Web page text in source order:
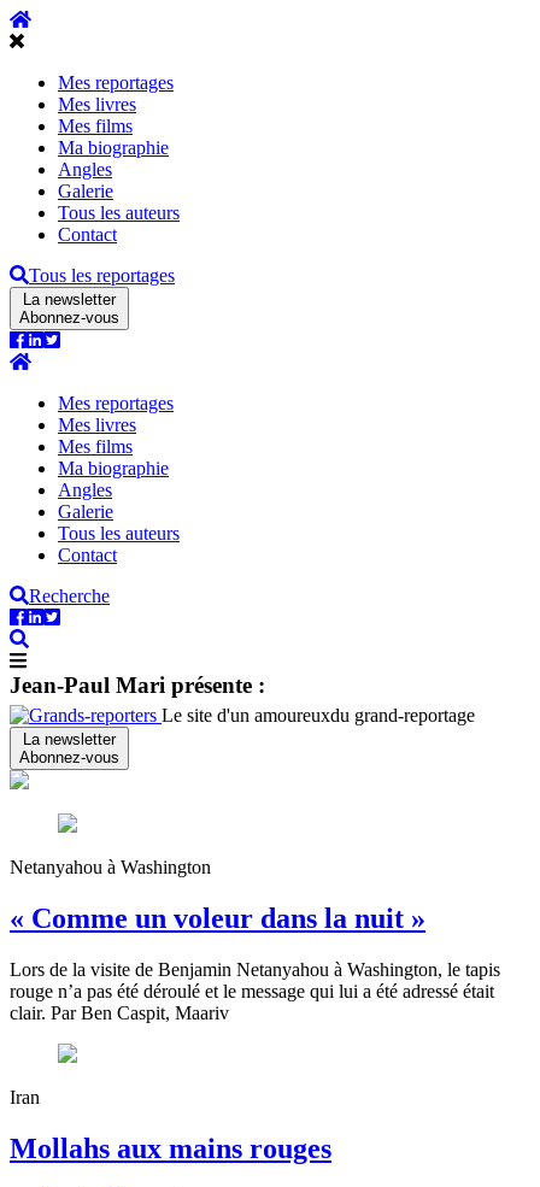
Mes reportages
Mes livres
Mes films
Ma biographie
Angles
Galerie
Tous les auteurs
Contact
Tous les reportages
La newsletter
Abonnez-vous
Mes reportages
Mes livres
Mes films
Ma biographie
Angles
Galerie
Tous les auteurs
Contact
Recherche
Jean-Paul Mari présente :
Le site d'un amoureuxdu grand-reportage
La newsletter
Abonnez-vous
Netanyahou à Washington
« Comme un voleur dans la nuit »
Lors de la visite de Benjamin Netanyahou à Washington, le tapis
rouge n’a pas été déroulé et le message qui lui a été adressé était
clair. Par Ben Caspit, Maariv
Iran
Mollahs aux mains rouges